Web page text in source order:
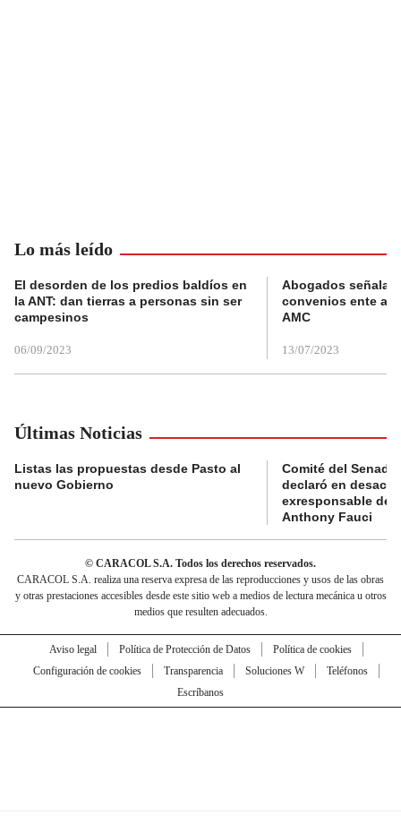
Lo más leído
El desorden de los predios baldíos en
la ANT: dan tierras a personas sin ser
campesinos
06/09/2023
Abogados
convenios ente
AMC
13/07/2023
Últimas Noticias
Listas las propuestas desde Pasto al
nuevo Gobierno
Comité del Senado
declaró en
exresponsable de
Anthony Fauci
© CARACOL S.A. Todos los derechos reservados.
CARACOL S.A. realiza una reserva expresa de las reproducciones y usos de las obras
y otras prestaciones accesibles desde este sitio web a medios de lectura mecánica u otros
medios que resulten adecuados.
Aviso legal Política de Protección de Datos
Política de cookies
Configuración de cookies
Transparencia Soluciones W
Teléfonos
Escríbanos